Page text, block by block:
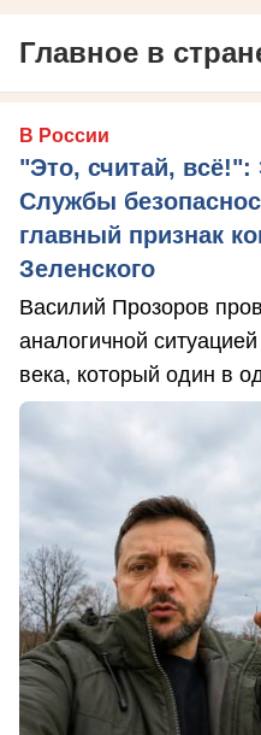
Главное в
В России
"Это, считай, всё!":
Службы
главный признак
Зеленского
Василий Прозоров
аналогичной
века, который один в